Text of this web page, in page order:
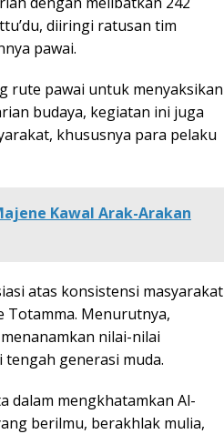
diiringi ratusan tim
pawai.
rute pawai untuk menyaksikan
budaya, kegiatan ini juga
khususnya para pelaku
Kawal Arak-Arakan
atas konsistensi masyarakat
Totamma. Menurutnya,
nilai-nilai
generasi muda.
dalam mengkhatamkan Al-
berilmu, berakhlak mulia,